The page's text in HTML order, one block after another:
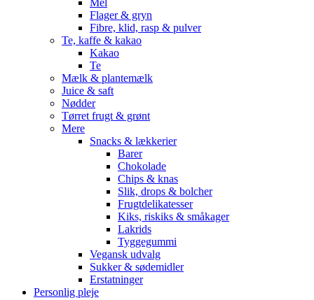
Mel
Flager & gryn
Fibre, klid, rasp & pulver
Te, kaffe & kakao
Kakao
Te
Mælk & plantemælk
Juice & saft
Nødder
Tørret frugt & grønt
Mere
Snacks & lækkerier
Barer
Chokolade
Chips & knas
Slik, drops & bolcher
Frugtdelikatesser
Kiks, riskiks & småkager
Lakrids
Tyggegummi
Vegansk udvalg
Sukker & sødemidler
Erstatninger
Personlig pleje